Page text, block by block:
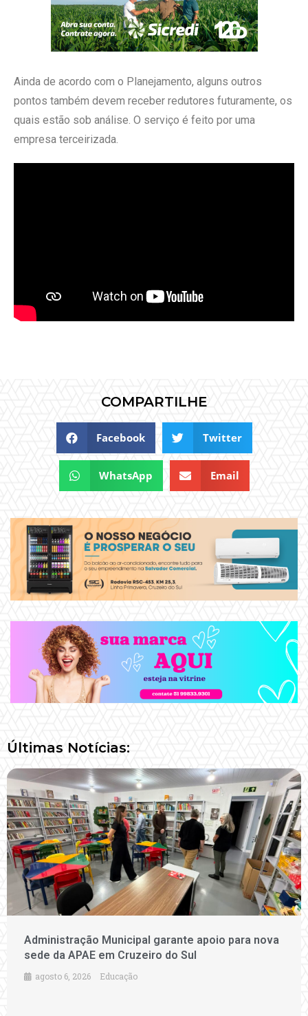
Ainda de acordo com o Planejamento, alguns outros
pontos também devem receber redutores futuramente, os
quais estão sob análise. O serviço é feito por uma
empresa terceirizada.
COMPARTILHE
Facebook Twitter
WhatsApp Email
Últimas Notícias:
Administração Municipal garante apoio para nova
sede da APAE em Cruzeiro do Sul
agosto 6, 2026 Educação